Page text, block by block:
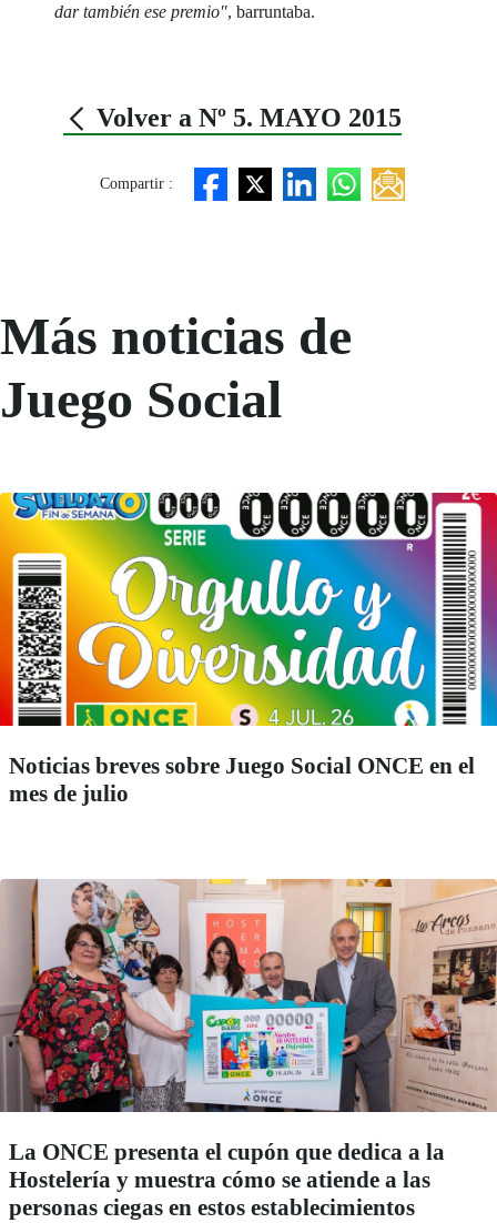
dar también ese premio", barruntaba.
Volver a Nº 5. MAYO 2015
Compartir :
Más noticias de
Juego Social
Noticias breves sobre Juego Social ONCE en el
mes de julio
La ONCE presenta el cupón que dedica a la
Hostelería y muestra cómo se atiende a las
personas ciegas en estos establecimientos